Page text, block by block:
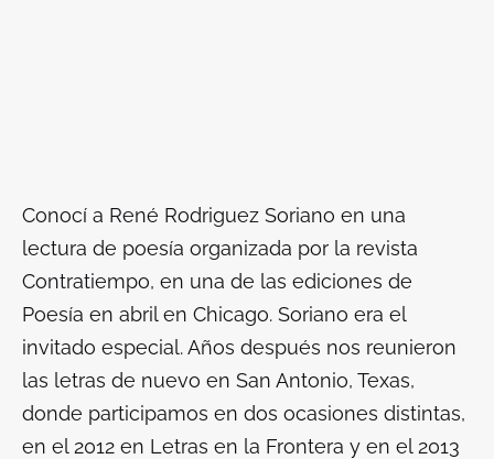
Conocí a René Rodriguez Soriano en una
lectura de poesía organizada por la revista
Contratiempo, en una de las ediciones de
Poesía en abril en Chicago. Soriano era el
invitado especial. Años después nos reunieron
las letras de nuevo en San Antonio, Texas,
donde participamos en dos ocasiones distintas,
en el 2012 en Letras en la Frontera y en el 2013